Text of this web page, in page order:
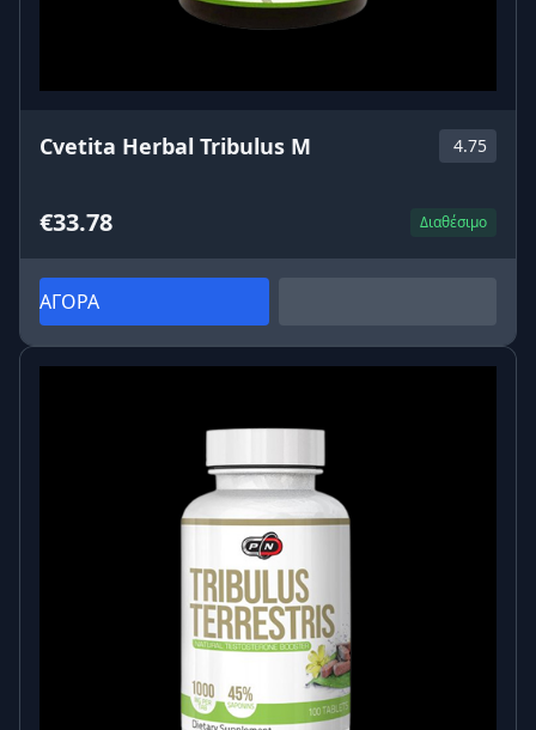
Cvetita Herbal Tribulus M 4.75
€33.78 Διαθέσιμο
ΑΓΟΡΑ